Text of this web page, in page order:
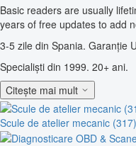
Basic readers are usually
years of free updates to add
3-5 zile din Spania. Garanție
Specialiști din 1999. 20+ ani.
Citește mai mult
Scule de atelier mecanic (317)